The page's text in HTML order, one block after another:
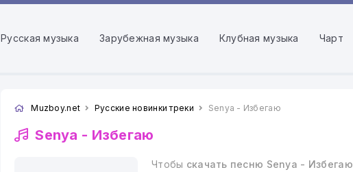
Русская музыка Зарубежная музыка Клубная музыка Чарт
Muzboy.net Русские новинки треки Senya - Избегаю
Senya - Избегаю
Чтобы скачать песню Senya - Избегаю